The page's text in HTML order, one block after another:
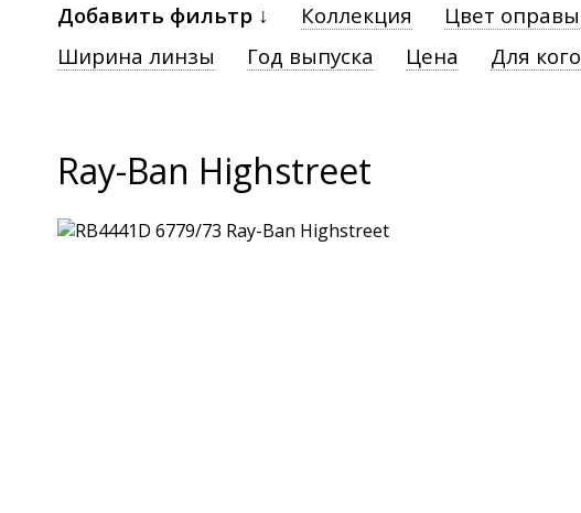
Добавить фильтр ↓ Коллекция Цвет оправы
Ширина линзы
Год выпуска Цена Для кого
Ray-Ban Highstreet